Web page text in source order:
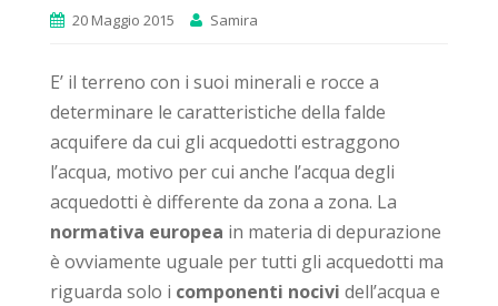
20 Maggio 2015 Samira
E’ il terreno con i suoi minerali e rocce a
determinare le caratteristiche della falde
acquifere da cui gli acquedotti estraggono
l’acqua, motivo per cui anche l’acqua degli
acquedotti è differente da zona a zona. La
normativa europea in materia di depurazione
è ovviamente uguale per tutti gli acquedotti ma
riguarda solo i componenti nocivi dell’acqua e